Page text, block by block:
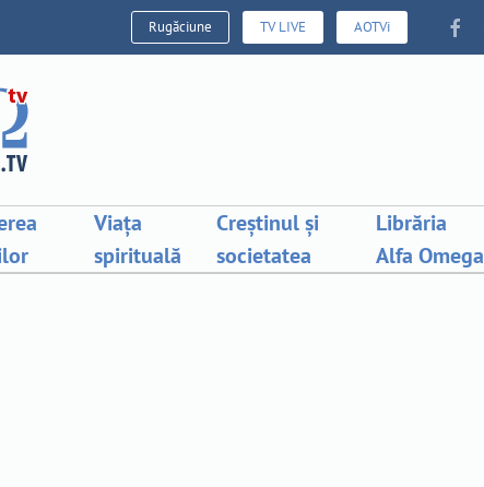
Rugăciune TV LIVE AOTVi
Viața
spirituală
Creștinul și
societatea
Librăria
Alfa Omega